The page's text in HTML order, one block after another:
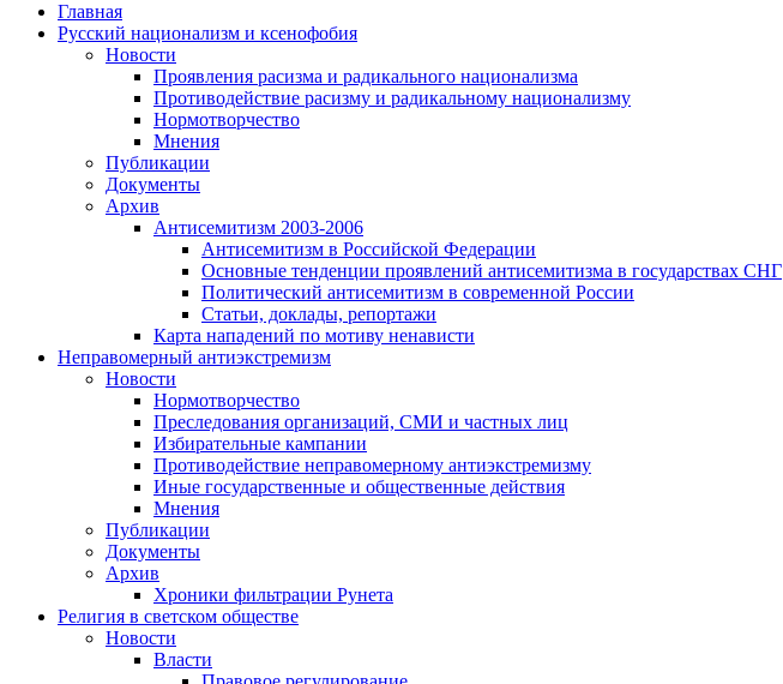
Главная
Русский национализм и ксенофобия
Новости
Проявления расизма и радикального национализма
Противодействие расизму и радикальному национализму
Нормотворчество
Мнения
Публикации
Документы
Архив
Антисемитизм 2003-2006
Антисемитизм в Российской Федерации
Основные тенденции проявлений антисемитизма в государствах СНГ
Политический антисемитизм в современной России
Статьи, доклады, репортажи
Карта нападений по мотиву ненависти
Неправомерный антиэкстремизм
Новости
Нормотворчество
Преследования организаций, СМИ и частных лиц
Избирательные кампании
Противодействие неправомерному антиэкстремизму
Иные государственные и общественные действия
Мнения
Публикации
Документы
Архив
Хроники фильтрации Рунета
Религия в светском обществе
Новости
Власти